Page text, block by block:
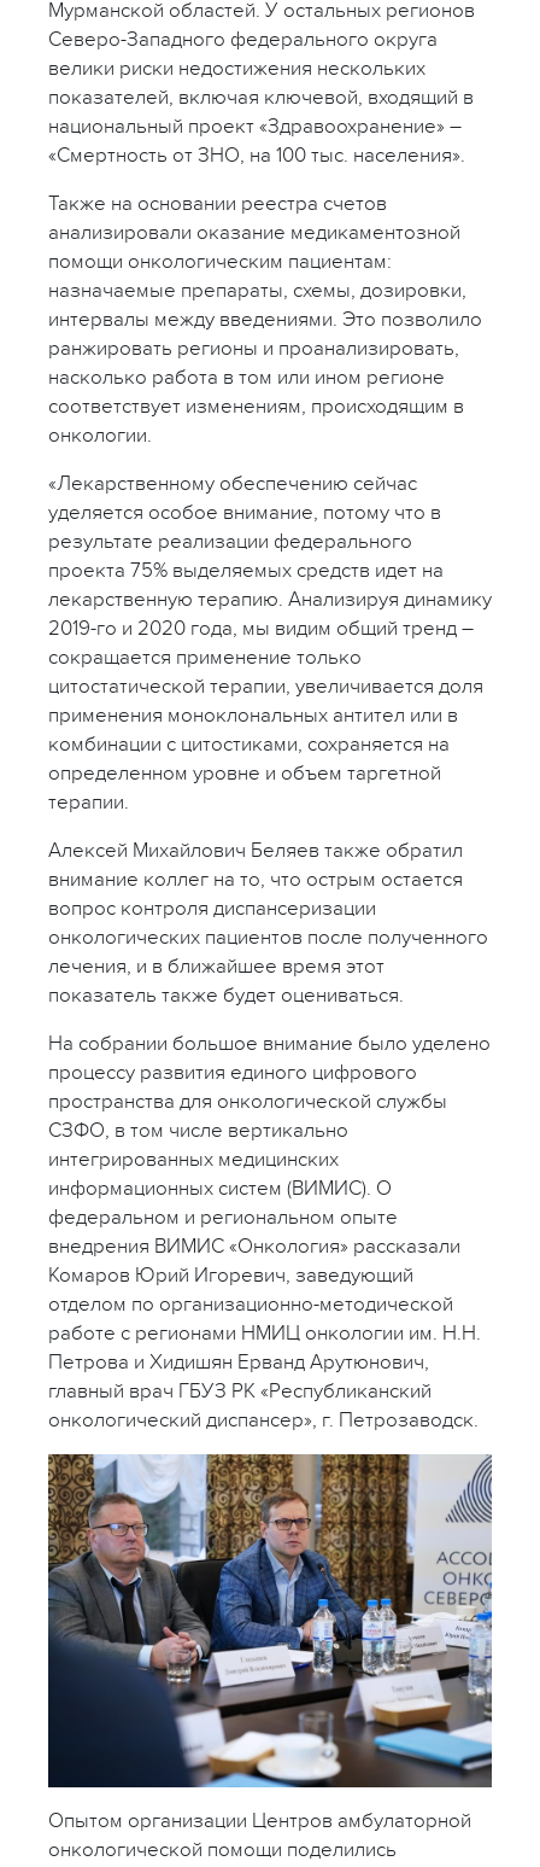
Мурманской областей. У остальных регионов
Северо-Западного федерального округа
велики риски недостижения нескольких
показателей, включая ключевой, входящий в
национальный проект «Здравоохранение» –
«Смертность от ЗНО, на 100 тыс. населения».
Также на основании реестра счетов
анализировали оказание медикаментозной
помощи онкологическим пациентам:
назначаемые препараты, схемы, дозировки,
интервалы между введениями. Это позволило
ранжировать регионы и проанализировать,
насколько работа в том или ином регионе
соответствует изменениям, происходящим в
онкологии.
«Лекарственному обеспечению сейчас
уделяется особое внимание, потому что в
результате реализации федерального
проекта 75% выделяемых средств идет на
лекарственную терапию. Анализируя динамику
2019-го и 2020 года, мы видим общий тренд –
сокращается применение только
цитостатической терапии, увеличивается доля
применения моноклональных антител или в
комбинации с цитостиками, сохраняется на
определенном уровне и объем таргетной
терапии.
Алексей Михайлович Беляев также обратил
внимание коллег на то, что острым остается
вопрос контроля диспансеризации
онкологических пациентов после полученного
лечения, и в ближайшее время этот
показатель также будет оцениваться.
На собрании большое внимание было уделено
процессу развития единого цифрового
пространства для онкологической службы
СЗФО, в том числе вертикально
интегрированных медицинских
информационных систем (ВИМИС). О
федеральном и региональном опыте
внедрения ВИМИС «Онкология» рассказали
Комаров Юрий Игоревич, заведующий
отделом по организационно-методической
работе с регионами НМИЦ онкологии им. Н.Н.
Петрова и Хидишян Ерванд Арутюнович,
главный врач ГБУЗ РК «Республиканский
онкологический диспансер», г. Петрозаводск.
Опытом организации Центров амбулаторной
онкологической помощи поделились